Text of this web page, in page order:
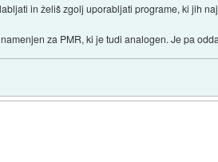
in želiš zgolj uporabljati programe, ki jih
za PMR, ki je tudi analogen. Je pa